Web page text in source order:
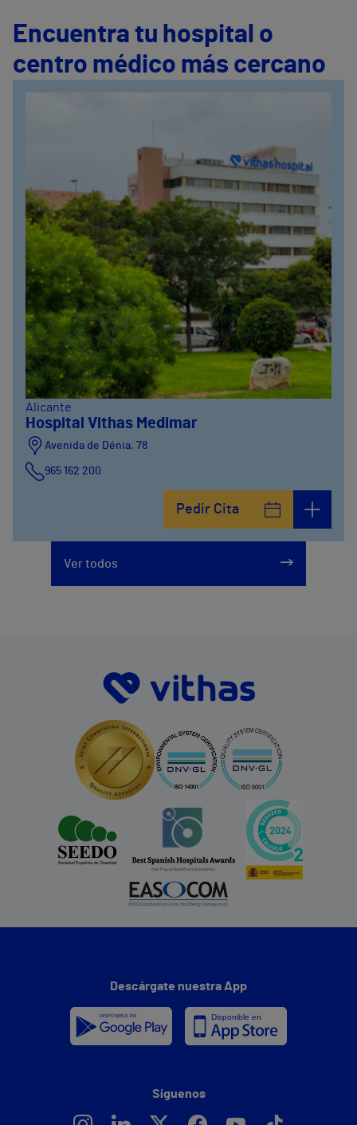
Encuentra tu hospital o
centro médico más cercano
Alicante
Hospital Vithas Medimar
Avenida de Dénia, 78
965 162 200
Pedir Cita
Ver todos
Descárgate nuestra App
Síguenos